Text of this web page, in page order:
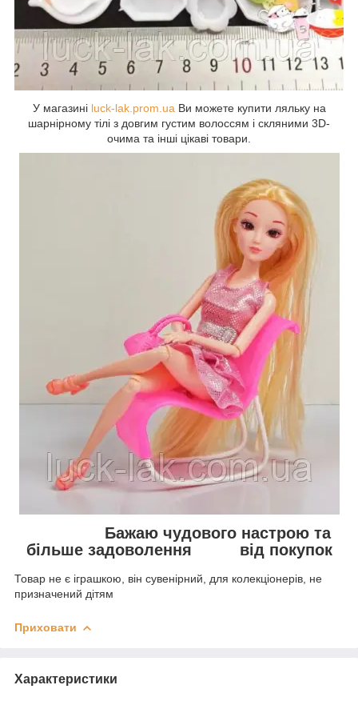
У магазині luck-lak.prom.uaВи можете купити ляльку на
шарнірному тілі з довгим густим волоссям і скляними 3D-
очима та інші цікаві товари.
Бажаю чудового настрою та
більше задоволення від покупок
Товар не є іграшкою, він сувенірний, для колекціонерів, не
призначений дітям
Приховати
Характеристики